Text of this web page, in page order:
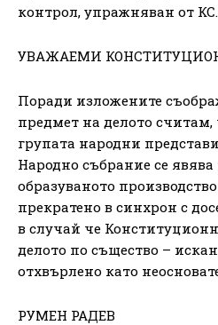
контрол, упражняван от КС.
УВАЖАЕМИ
Поради изложените
предмет на делото считам,
групата народни
Народно събрание се
образуваното
прекратено в синхрон с
в случай че
делото по същество –
отхвърлено като
РУМЕН РАДЕВ